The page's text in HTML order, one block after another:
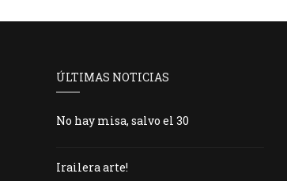
ÚLTIMAS NOTICIAS
No hay misa, salvo el 30
Irailera arte!